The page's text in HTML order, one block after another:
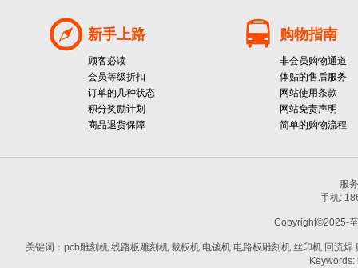
新手上路
顾客必读
会员等级折扣
订单的几种状态
积分奖励计划
商品退货保障
购物指南
非会员购物通道
体贴的售后服务
网站使用条款
网站免责声明
简单的购物流程
服
手机:
Copyright©2025-
关键词：pcb雕刻机 线路板雕刻机 裁板机 电镀机 电路板雕刻机 丝印机 回流
Keywords: